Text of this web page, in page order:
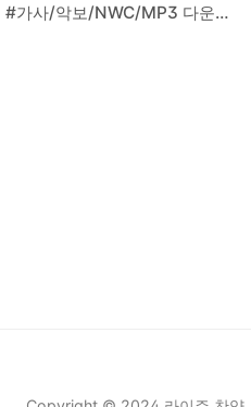
#가사/악보/NWC/MP3 다운로